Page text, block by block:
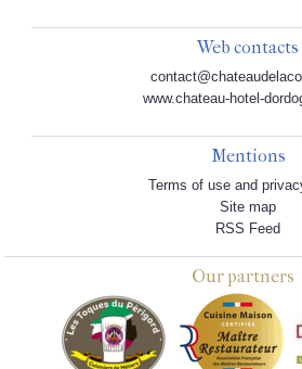
Web contacts
www.chateau-hotel-
Mentions
Terms of use and
Site map
RSS Feed
Our partners